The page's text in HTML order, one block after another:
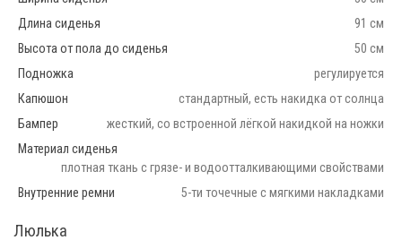
Длина сиденья
91 см
Высота от пола до сиденья
50 см
Подножка
регулируется
Капюшон
стандартный, есть накидка от солнца
Бампер
жесткий, со встроенной лёгкой накидкой на ножки
Материал сиденья
плотная ткань с грязе- и водоотталкивающими свойствами
Внутренние ремни
5-ти точечные с мягкими накладками
Люлька